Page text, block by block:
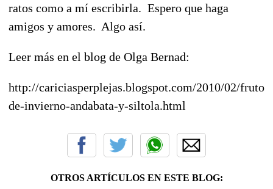
ratos como a mí escribirla. Espero que haga
amigos y amores. Algo así.
Leer más en el blog de Olga Bernad:
http://cariciasperplejas.blogspot.com/2010/02/frutos-
de-invierno-andabata-y-siltola.html
OTROS ARTÍCULOS EN ESTE BLOG: